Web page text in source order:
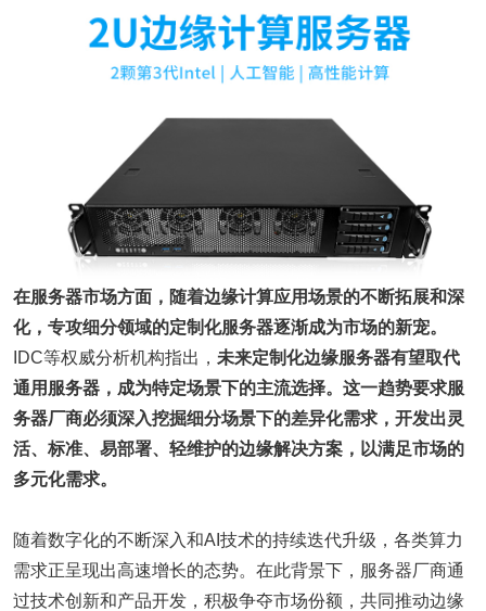
在服务器市场方面，随着边缘计算应用场景的不断拓展和深
化，专攻细分领域的定制化服务器逐渐成为市场的新宠。
IDC等权威分析机构指出， 未来定制化边缘服务器有望取代
通用服务器，成为特定场景下的主流选择。这一趋势要求服
务器厂商必须深入挖掘细分场景下的差异化需求，开发出灵
活、标准、易部署、轻维护的边缘解决方案，以满足市场的
多元化需求。
随着数字化的不断深入和AI技术的持续迭代升级，各类算力
需求正呈现出高速增长的态势。在此背景下，服务器厂商通
过技术创新和产品开发，积极争夺市场份额，共同推动边缘